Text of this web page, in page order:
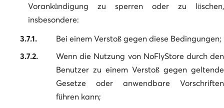
Vorankündigung zu sperren oder zu löschen,
insbesondere:
3.7.1.
Bei einem Verstoß gegen diese Bedingungen;
3.7.2.
Wenn die Nutzung von NoFlyStore durch den
Benutzer zu einem Verstoß gegen geltende
Gesetze oder anwendbare Vorschriften
führen kann;